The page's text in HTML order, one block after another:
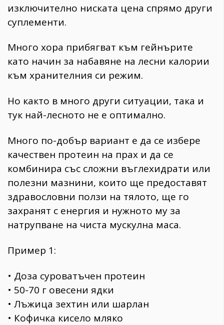
изключително ниската цена спрямо други
суплементи.
Много хора прибягват към гейнърите
като начин за набавяне на лесни калории
към хранителния си режим.
Но както в много други ситуации, така и
тук най-лесното не е оптимално.
Много по-добър вариант е да се избере
качествен протеин на прах и да се
комбинира със сложни въглехидрати или
полезни мазнини, които ще предоставят
здравословни ползи на тялото, ще го
захранят с енергия и нужното му за
натрупване на чиста мускулна маса.
Пример 1:
• Доза суроватъчен протеин
• 50-70 г овесени ядки
• Лъжица зехтин или шарлан
• Кофичка кисело мляко